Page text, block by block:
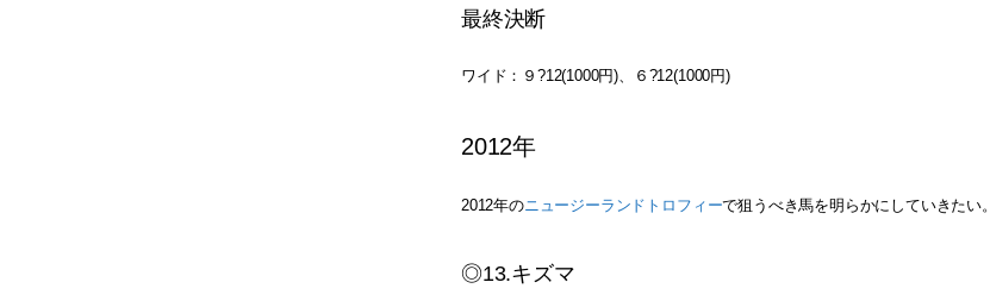
最終決断
ワイド：９?12(1000円)、６?12(1000円)
2012年
2012年のニュージーランドトロフィーで狙うべき馬を明らかにしていきたい。
◎13.キズマ